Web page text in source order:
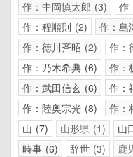
作：中岡慎太郎 3 作
作：程順則 2 作：島
作：徳川斉昭 2 作：
作：乃木希典 6 作：
作：武田信玄 6 作：
作：陸奥宗光 8 作：
山 7 山形県 1 山
時事 6 辞世 3 鹿